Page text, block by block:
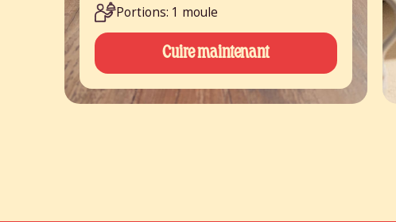
Portions: 1 moule
Cuire maintenant